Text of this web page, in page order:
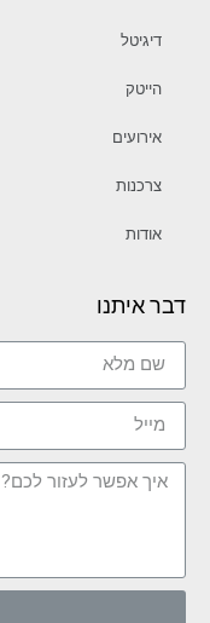
דיגיטל
הייטק
אירועים
צרכנות
אודות
דבר איתנו